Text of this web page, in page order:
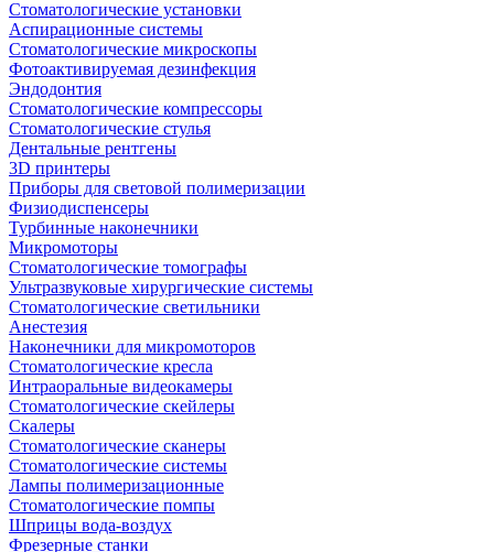
Стоматологические установки
Аспирационные системы
Стоматологические микроскопы
Фотоактивируемая дезинфекция
Эндодонтия
Стоматологические компрессоры
Стоматологические стулья
Дентальные рентгены
3D принтеры
Приборы для световой полимеризации
Физиодиспенсеры
Турбинные наконечники
Микромоторы
Стоматологические томографы
Ультразвуковые хирургические системы
Стоматологические светильники
Анестезия
Наконечники для микромоторов
Стоматологические кресла
Интраоральные видеокамеры
Стоматологические скейлеры
Скалеры
Стоматологические сканеры
Стоматологические системы
Лампы полимеризационные
Стоматологические помпы
Шприцы вода-воздух
Фрезерные станки